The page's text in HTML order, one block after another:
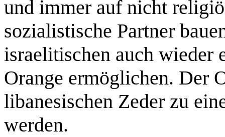
und immer auf nicht
sozialistische Partner
israelitischen auch wieder
Orange ermöglichen. Der
libanesischen Zeder zu
werden.